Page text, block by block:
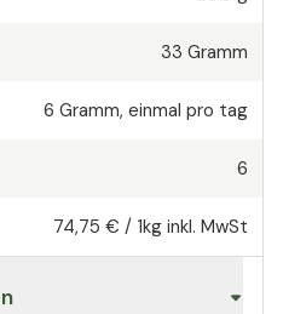
33 Gramm
6 Gramm, einmal pro tag
6
74,75 € / 1kg inkl. MwSt